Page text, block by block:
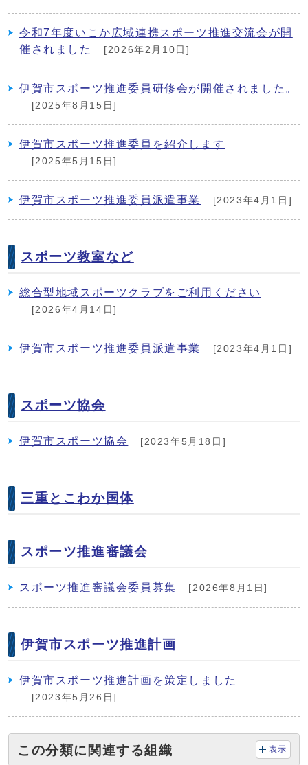
令和7年度いこか広域連携スポーツ推進交流会が開
催されました
[2026年2月10日]
伊賀市スポーツ推進委員研修会が開催されました。
[2025年8月15日]
伊賀市スポーツ推進委員を紹介します
[2025年5月15日]
伊賀市スポーツ推進委員派遣事業 [2023年4月1日]
スポーツ教室など
総合型地域スポーツクラブをご利用ください
[2026年4月14日]
伊賀市スポーツ推進委員派遣事業 [2023年4月1日]
スポーツ協会
伊賀市スポーツ協会 [2023年5月18日]
三重とこわか国体
スポーツ推進審議会
スポーツ推進審議会委員募集 [2026年8月1日]
伊賀市スポーツ推進計画
伊賀市スポーツ推進計画を策定しました
[2023年5月26日]
この分類に関連する組織 表示